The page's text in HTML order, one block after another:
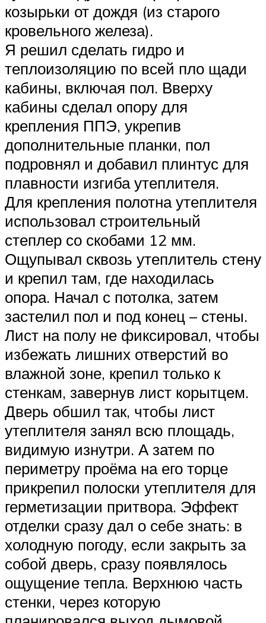
козырьки от дождя (из старого
кровельного железа).
Я решил сделать гидро и
теплоизоляцию по всей пло щади
кабины, включая пол. Вверху
кабины сделал опору для
крепления ППЭ, укрепив
дополнительные планки, пол
подровнял и добавил плинтус для
плавности изгиба утеплителя.
Для крепления полотна утеплителя
использовал строительный
степлер со скобами 12 мм.
Ощупывал сквозь утеплитель стену
и крепил там, где находилась
опора. Начал с потолка, затем
застелил пол и под конец – стены.
Лист на полу не фиксировал, чтобы
избежать лишних отверстий во
влажной зоне, крепил только к
стенкам, завернув лист корытцем.
Дверь обшил так, чтобы лист
утеплителя занял всю площадь,
видимую изнутри. А затем по
периметру проёма на его торце
прикрепил полоски утеплителя для
герметизации притвора. Эффект
отделки сразу дал о себе знать: в
холодную погоду, если закрыть за
собой дверь, сразу появлялось
ощущение тепла. Верхнюю часть
стенки, через которую